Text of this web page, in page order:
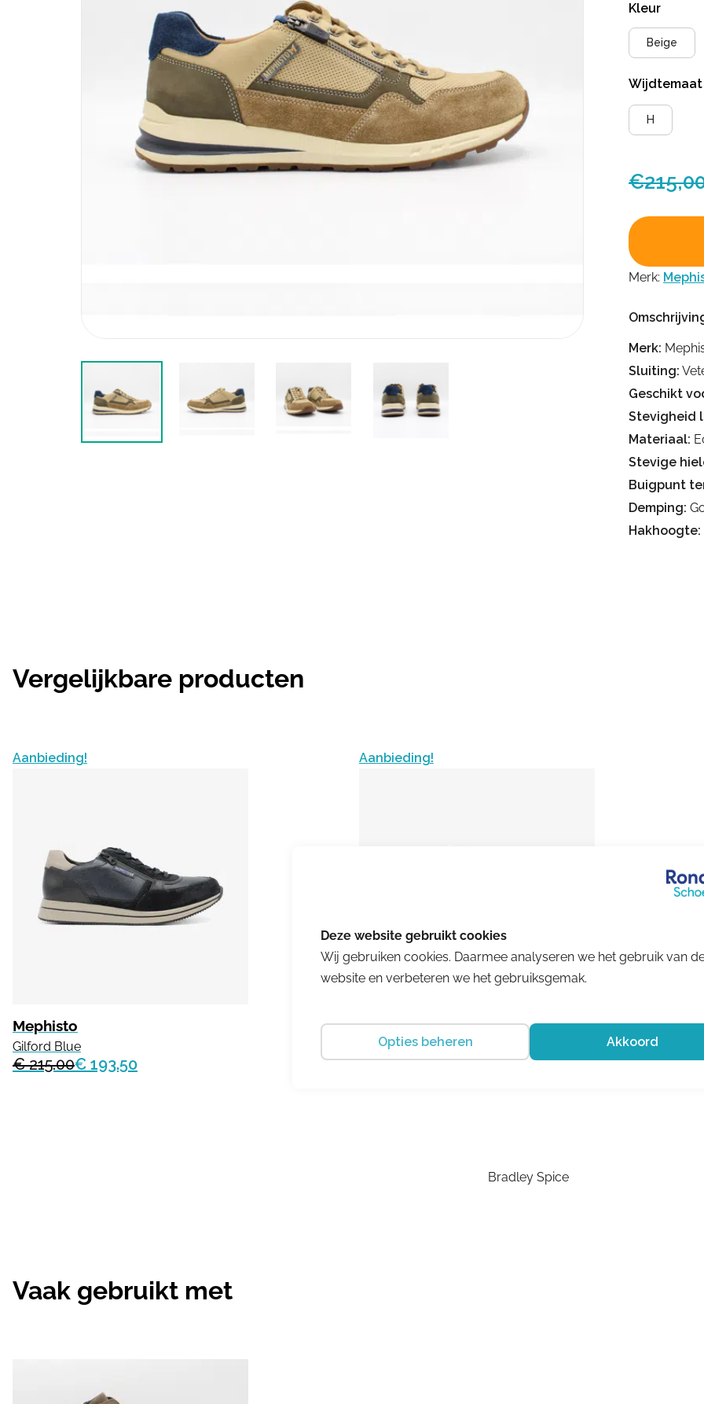
Kleur
Beige
H
€
Merk:
Merk:
Sluiting:
Geschikt
Stevigheid
Materiaal:
Stevige
Buigpunt
Demping:
Hakhoogte:
Vergelijkbare producten
Aanbieding!
Mephisto
Gilford Blue
€ 215.00€ 193.50
Aanbieding!
Mephisto
Bradley Grey
€ 215.00€ 193.50
Bradley Spice
Vaak gebruikt met
Wij gebruiken cookies. Daarmee analyseren we het gebruik van
website en verbeteren we het gebruiksgemak.
Opties beheren Akkoord